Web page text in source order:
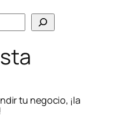
tu negocio, ¡la